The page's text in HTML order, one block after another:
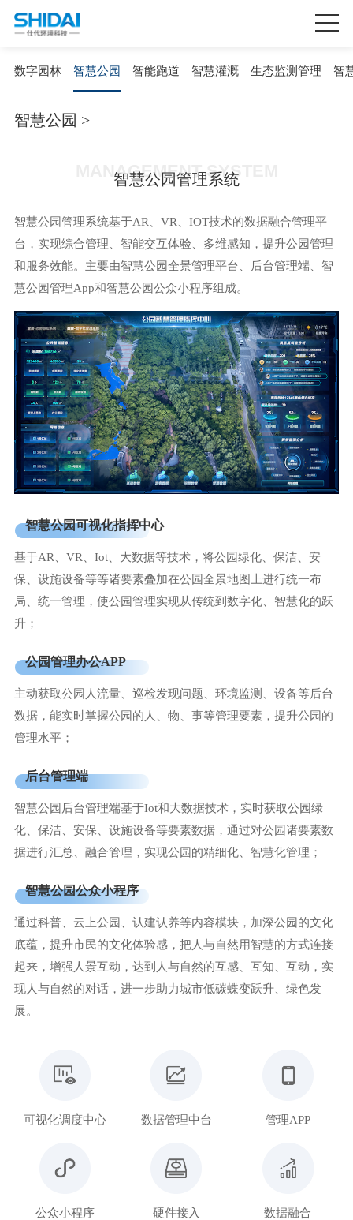
数字园林 智慧公园 智能跑道 智慧灌溉 生态监测管理 智
智慧公园 >
MANAGEMENT SYSTEM
智慧公园管理系统
智慧公园管理系统基于AR、VR、IOT技术的数据融合管理平
台，实现综合管理、智能交互体验、多维感知，提升公园管理
和服务效能。主要由智慧公园全景管理平台、后台管理端、智
慧公园管理App和智慧公园公众小程序组成。
智慧公园可视化指挥中心
基于AR、VR、Iot、大数据等技术，将公园绿化、保洁、安
保、设施设备等等诸要素叠加在公园全景地图上进行统一布
局、统一管理，使公园管理实现从传统到数字化、智慧化的跃
升；
公园管理办公APP
主动获取公园人流量、巡检发现问题、环境监测、设备等后台
数据，能实时掌握公园的人、物、事等管理要素，提升公园的
管理水平；
后台管理端
智慧公园后台管理端基于Iot和大数据技术，实时获取公园绿
化、保洁、安保、设施设备等要素数据，通过对公园诸要素数
据进行汇总、融合管理，实现公园的精细化、智慧化管理；
智慧公园公众小程序
通过科普、云上公园、认建认养等内容模块，加深公园的文化
底蕴，提升市民的文化体验感，把人与自然用智慧的方式连接
起来，增强人景互动，达到人与自然的互感、互知、互动，实
现人与自然的对话，进一步助力城市低碳蝶变跃升、绿色发
展。
可视化调度中心 数据管理中台 管理APP
公众小程序 硬件接入 数据融合